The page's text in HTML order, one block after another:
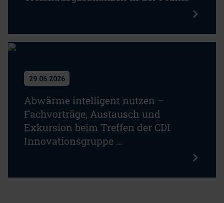
29.06.2026
Abwärme intelligent nutzen –
Fachvorträge, Austausch und
Exkursion beim Treffen der CDI
Innovationsgruppe …